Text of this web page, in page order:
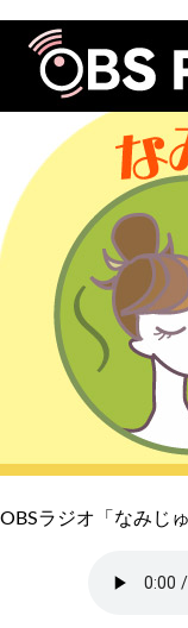
OBSラジオ「なみじ